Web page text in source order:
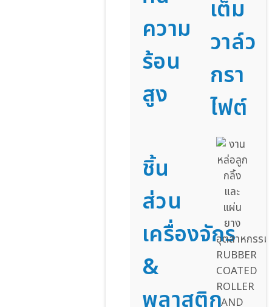
ความ
ร้อน
สูง
เต็ม
วาล์ว
กรา
ไฟต์
ชิ้น
ส่วน
เครื่องจักร
&
พลาสติก